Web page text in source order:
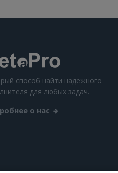
способ найти надежного
для любых задач.
о нас